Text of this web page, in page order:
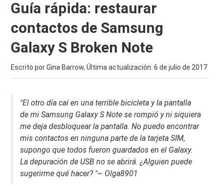
Guía rápida: restaurar
contactos de Samsung
Galaxy S Broken Note
Escrito por Gina Barrow, Última actualización:6 de julio de 2017
"El otro día caí en una terrible bicicleta y la pantalla
de mi Samsung Galaxy S Note se rompió y ni siquiera
me deja desbloquear la pantalla. No puedo encontrar
mis contactos en ninguna parte de la tarjeta SIM,
supongo que todos fueron guardados en el Galaxy.
La depuración de USB no se abrirá. ¿Alguien puede
sugerirme qué hacer? "~ Olga8901